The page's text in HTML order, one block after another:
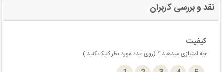
نقد و بررسی کاربران
کیفیت
چه امتیازی میدهید ؟ (روی عدد مورد نظر کلیک کنید )